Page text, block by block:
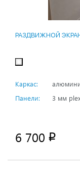
РАЗДВИЖНОЙ
Каркас:
Панели:
3 мм
6 700 p